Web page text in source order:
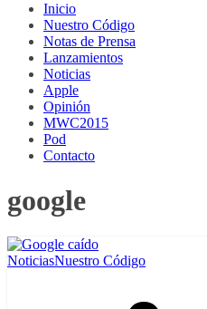
Inicio
Nuestro Código
Notas de Prensa
Lanzamientos
Noticias
Apple
Opinión
MWC2015
Pod
Contacto
google
NoticiasNuestro Código